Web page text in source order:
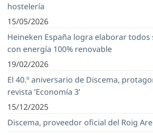
hostelería
15/05/2026
Heineken España logra elaborar
con energía 100% renovable
19/02/2026
El 40.º aniversario de Discema,
revista ‘Economía 3’
15/12/2025
Discema, proveedor oficial del Roig